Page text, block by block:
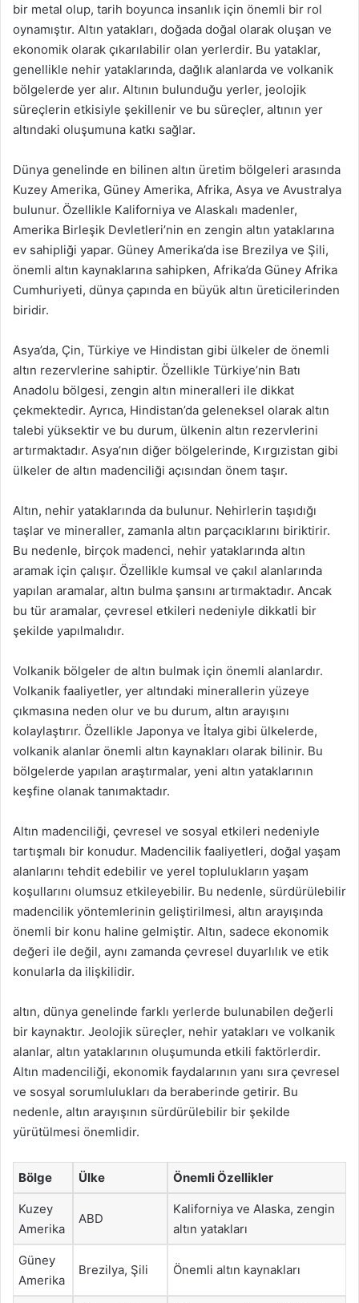
bir metal olup, tarih boyunca insanlık için önemli bir rol
oynamıştır. Altın yatakları, doğada doğal olarak oluşan ve
ekonomik olarak çıkarılabilir olan yerlerdir. Bu yataklar,
genellikle nehir yataklarında, dağlık alanlarda ve volkanik
bölgelerde yer alır. Altının bulunduğu yerler, jeolojik
süreçlerin etkisiyle şekillenir ve bu süreçler, altının yer
altındaki oluşumuna katkı sağlar.
Dünya genelinde en bilinen altın üretim bölgeleri arasında
Kuzey Amerika, Güney Amerika, Afrika, Asya ve Avustralya
bulunur. Özellikle Kaliforniya ve Alaskalı madenler,
Amerika Birleşik Devletleri’nin en zengin altın yataklarına
ev sahipliği yapar. Güney Amerika’da ise Brezilya ve Şili,
önemli altın kaynaklarına sahipken, Afrika’da Güney Afrika
Cumhuriyeti, dünya çapında en büyük altın üreticilerinden
biridir.
Asya’da, Çin, Türkiye ve Hindistan gibi ülkeler de önemli
altın rezervlerine sahiptir. Özellikle Türkiye’nin Batı
Anadolu bölgesi, zengin altın mineralleri ile dikkat
çekmektedir. Ayrıca, Hindistan’da geleneksel olarak altın
talebi yüksektir ve bu durum, ülkenin altın rezervlerini
artırmaktadır. Asya’nın diğer bölgelerinde, Kırgızistan gibi
ülkeler de altın madenciliği açısından önem taşır.
Altın, nehir yataklarında da bulunur. Nehirlerin taşıdığı
taşlar ve mineraller, zamanla altın parçacıklarını biriktirir.
Bu nedenle, birçok madenci, nehir yataklarında altın
aramak için çalışır. Özellikle kumsal ve çakıl alanlarında
yapılan aramalar, altın bulma şansını artırmaktadır. Ancak
bu tür aramalar, çevresel etkileri nedeniyle dikkatli bir
şekilde yapılmalıdır.
Volkanik bölgeler de altın bulmak için önemli alanlardır.
Volkanik faaliyetler, yer altındaki minerallerin yüzeye
çıkmasına neden olur ve bu durum, altın arayışını
kolaylaştırır. Özellikle Japonya ve İtalya gibi ülkelerde,
volkanik alanlar önemli altın kaynakları olarak bilinir. Bu
bölgelerde yapılan araştırmalar, yeni altın yataklarının
keşfine olanak tanımaktadır.
Altın madenciliği, çevresel ve sosyal etkileri nedeniyle
tartışmalı bir konudur. Madencilik faaliyetleri, doğal yaşam
alanlarını tehdit edebilir ve yerel toplulukların yaşam
koşullarını olumsuz etkileyebilir. Bu nedenle, sürdürülebilir
madencilik yöntemlerinin geliştirilmesi, altın arayışında
önemli bir konu haline gelmiştir. Altın, sadece ekonomik
değeri ile değil, aynı zamanda çevresel duyarlılık ve etik
konularla da ilişkilidir.
altın, dünya genelinde farklı yerlerde bulunabilen değerli
bir kaynaktır. Jeolojik süreçler, nehir yatakları ve volkanik
alanlar, altın yataklarının oluşumunda etkili faktörlerdir.
Altın madenciliği, ekonomik faydalarının yanı sıra çevresel
ve sosyal sorumlulukları da beraberinde getirir. Bu
nedenle, altın arayışının sürdürülebilir bir şekilde
yürütülmesi önemlidir.
Bölge Ülke Önemli Özellikler
Kuzey
Amerika
ABD
Kaliforniya ve Alaska, zengin
altın yatakları
Güney
Amerika
Brezilya, Şili Önemli altın kaynakları